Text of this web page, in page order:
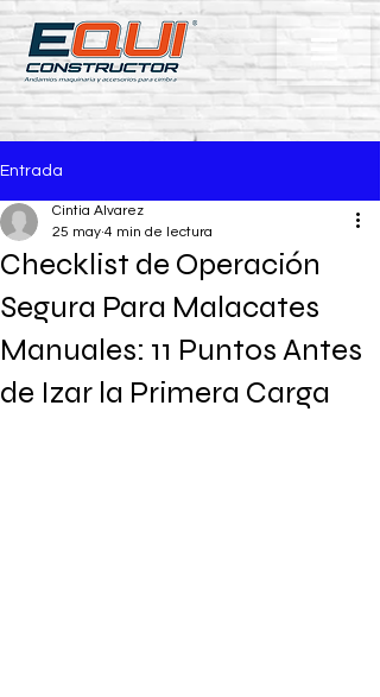
Entrada
Checklist de Operación
Segura Para Malacates
Manuales: 11 Puntos Antes
de Izar la Primera Carga
Cintia Alvarez
25 may 4 min de lectura